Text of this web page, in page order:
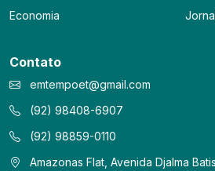
Economia
Contato
emtempoet@gmail.com
(92) 98408-6907
(92) 98859-0110
Amazonas Flat, Avenida Djalma